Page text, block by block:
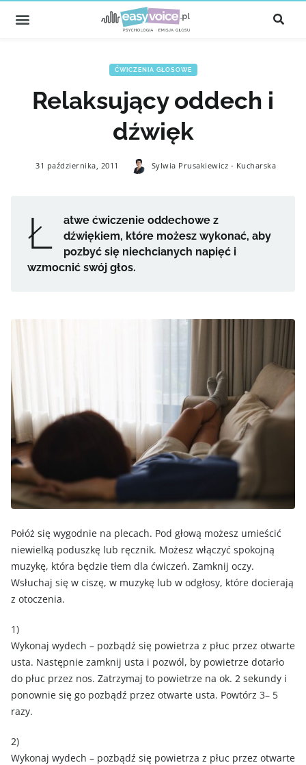
ĆWICZENIA GŁOSOWE
Relaksujący oddech i
dźwięk
31 października, 2011 Sylwia Prusakiewicz - Kucharska
Ł
atwe ćwiczenie oddechowe z
dźwiękiem, które możesz wykonać, aby
pozbyć się niechcianych napięć i
wzmocnić swój głos.
Połóż się wygodnie na plecach. Pod głową możesz umieścić
niewielką poduszkę lub ręcznik. Możesz włączyć spokojną
muzykę, która będzie tłem dla ćwiczeń. Zamknij oczy.
Wsłuchaj się w ciszę, w muzykę lub w odgłosy, które docierają
z otoczenia.
1)
Wykonaj wydech – pozbądź się powietrza z płuc przez otwarte
usta. Następnie zamknij usta i pozwól, by powietrze dotarło
do płuc przez nos. Zatrzymaj to powietrze na ok. 2 sekundy i
ponownie się go pozbądź przez otwarte usta. Powtórz 3– 5
razy.
2)
Wykonaj wydech – pozbądź się powietrza z płuc przez otwarte